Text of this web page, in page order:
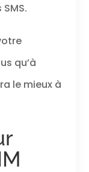
qu’à
le mieux à